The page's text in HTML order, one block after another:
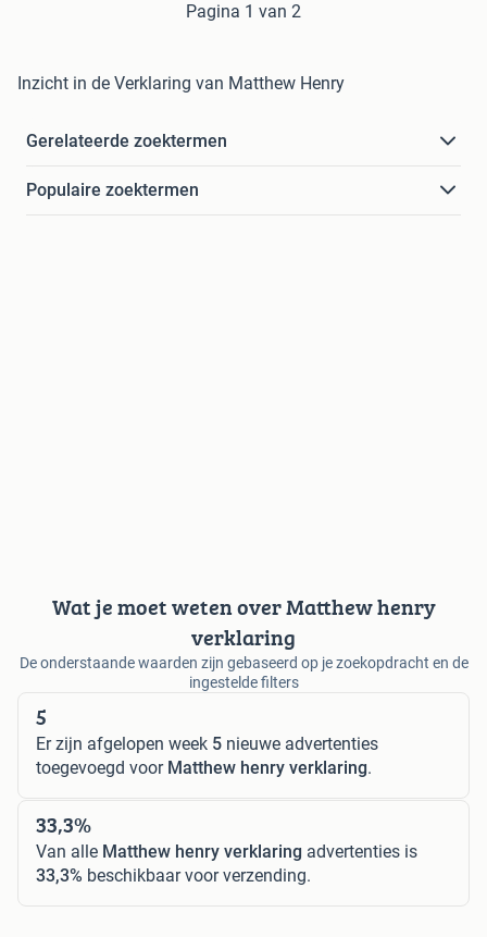
Pagina 1 van 2
Inzicht in de Verklaring van Matthew Henry
Gerelateerde zoektermen
Populaire zoektermen
Wat je moet weten over Matthew henry
verklaring
De onderstaande waarden zijn gebaseerd op je zoekopdracht en de
ingestelde filters
5
Er zijn afgelopen week 5 nieuwe advertenties
toegevoegd voor Matthew henry verklaring.
33,3%
Van alle Matthew henry verklaring advertenties is
33,3% beschikbaar voor verzending.